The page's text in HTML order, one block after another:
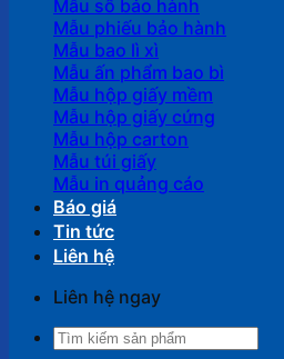
Mẫu sổ bảo hành
Mẫu phiếu bảo hành
Mẫu bao lì xì
Mẫu ấn phẩm bao bì
Mẫu hộp giấy mềm
Mẫu hộp giấy cứng
Mẫu hộp carton
Mẫu túi giấy
Mẫu in quảng cáo
Báo giá
Tin tức
Liên hệ
Liên hệ ngay
Tìm